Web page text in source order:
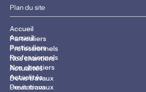
Plan du site
Accueil
Accueil
Particuliers
Particuliers
Professionnels
Professionnels
Nos chantiers
Nos chantiers
Actualités
Actualités
Devis travaux
Devis travaux
Prestations